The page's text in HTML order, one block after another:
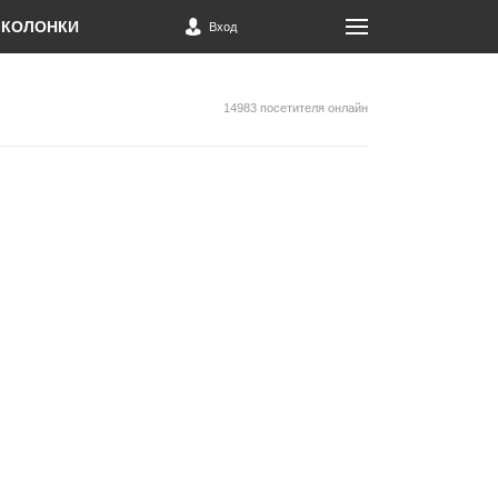
КОЛОНКИ Вход
14983 посетителя онлайн